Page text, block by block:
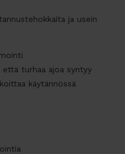
ja usein
turhaa ajoa syntyy
käytännössä